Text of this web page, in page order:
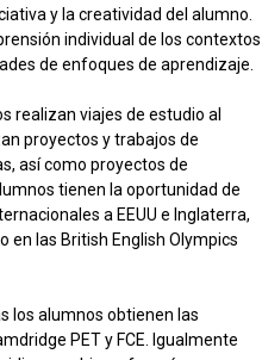
y la creatividad del alumno.
individual de los contextos
de enfoques de aprendizaje.
realizan viajes de estudio al
proyectos y trabajos de
así como proyectos de
tienen la oportunidad de
a EEUU e Inglaterra,
las British English Olympics
los alumnos obtienen las
PET y FCE. Igualmente